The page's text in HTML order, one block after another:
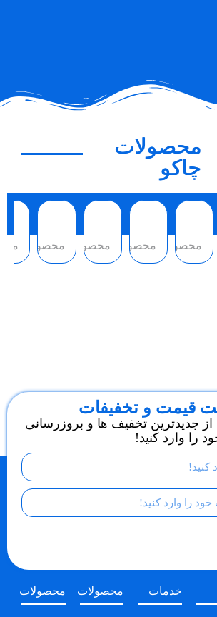
محصولات
چاکو
محصول محصول محصول محصول
قیمت و تخفیفات
جدیدترین تخفیف ها و بروزرسانی
را وارد کنید!
خدمات محصولات محصولات